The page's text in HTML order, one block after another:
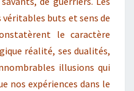
buts et sens de
le caractère
réalité, ses dualités,
illusions qui
nos expériences dans le